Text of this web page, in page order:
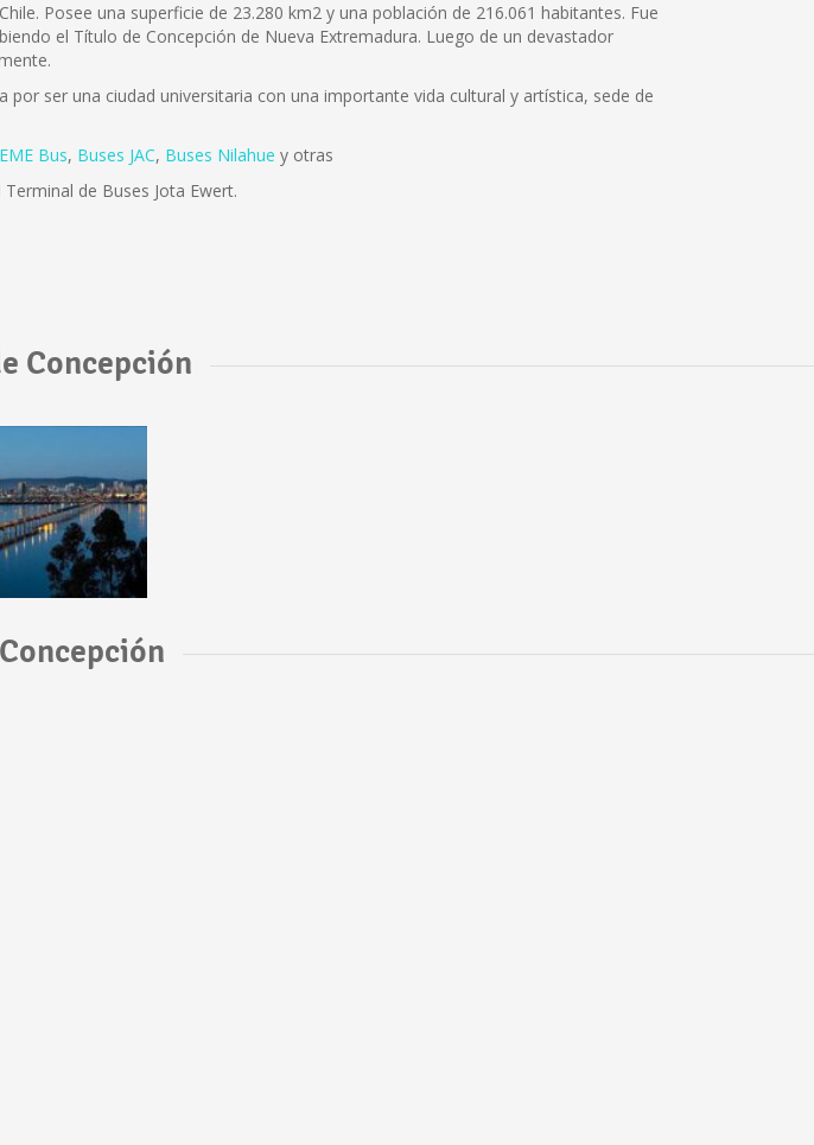
Posee una superficie de 23.280 km2 y una población de 216.061 habitantes. Fue
el Título de Concepción de Nueva Extremadura. Luego de un devastador
ser una ciudad universitaria con una importante vida cultural y artística, sede de
EME Bus, Buses JAC, Buses Nilahue y otras
de Buses Jota Ewert.
Concepción